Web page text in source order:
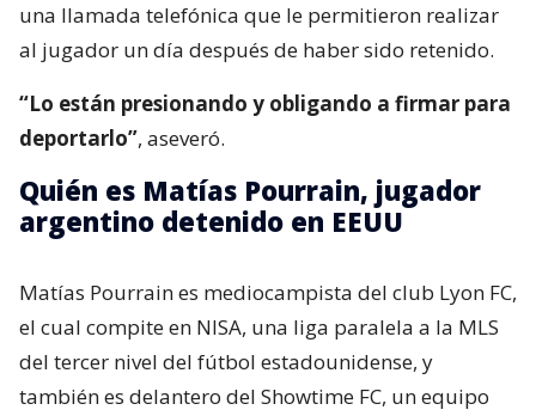
una llamada telefónica que le permitieron realizar
al jugador un día después de haber sido retenido.
“Lo están presionando y obligando a firmar para
deportarlo”, aseveró.
Quién es Matías Pourrain, jugador
argentino detenido en EEUU
Matías Pourrain es mediocampista del club Lyon FC,
el cual compite en NISA, una liga paralela a la MLS
del tercer nivel del fútbol estadounidense, y
también es delantero del Showtime FC, un equipo